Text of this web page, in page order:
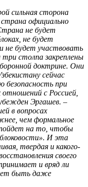
сильная сторона
официально
не будет
не будет
не будет участвовать
столпа закреплены
доктрине. Они
сейчас
безопасность при
отношений с Россией,
Эргашев. –
в вопросах
чем формальное
на то, чтобы
И эта
твердая и какого-
своего
и вряд ли
быть даже